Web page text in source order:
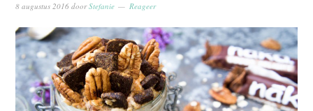
8 augustus 2016 doorStefanie Reageer